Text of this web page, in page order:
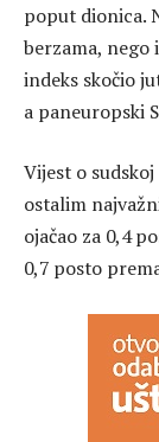
poput dionica.
berzama, nego
indeks skočio
a paneuropski
Vijest o
ostalim
ojačao za 0,4
0,7 posto